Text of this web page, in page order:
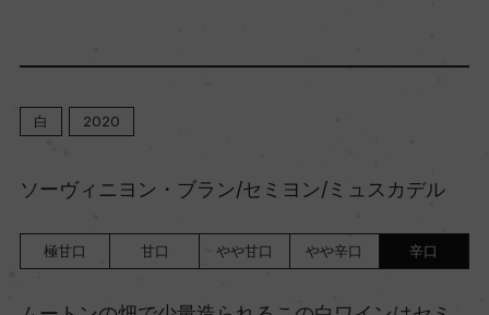
白 2020
ソーヴィニヨン・ブラン/セミヨン/ミュスカデル
極甘口 甘口 やや甘口 やや辛口 辛口